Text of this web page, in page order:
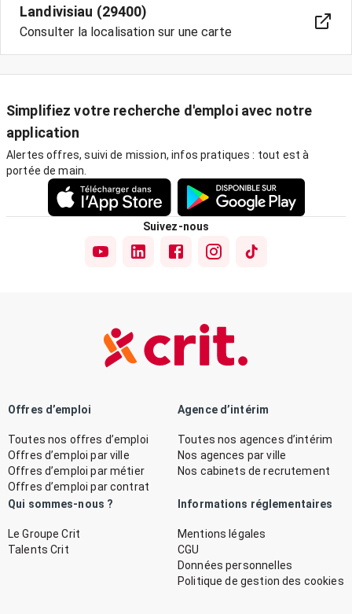
Landivisiau (29400)
Consulter la localisation sur une carte
Simplifiez votre recherche d'emploi avec notre
application
Alertes offres, suivi de mission, infos pratiques : tout est à
portée de main.
Suivez-nous
Offres d’emploi
Toutes nos offres d’emploi
Offres d’emploi par ville
Offres d’emploi par métier
Offres d’emploi par contrat
Agence d’intérim
Toutes nos agences d’intérim
Nos agences par ville
Nos cabinets de recrutement
Qui sommes-nous ?
Le Groupe Crit
Talents Crit
Informations réglementaires
Mentions légales
CGU
Données personnelles
Politique de gestion des cookies